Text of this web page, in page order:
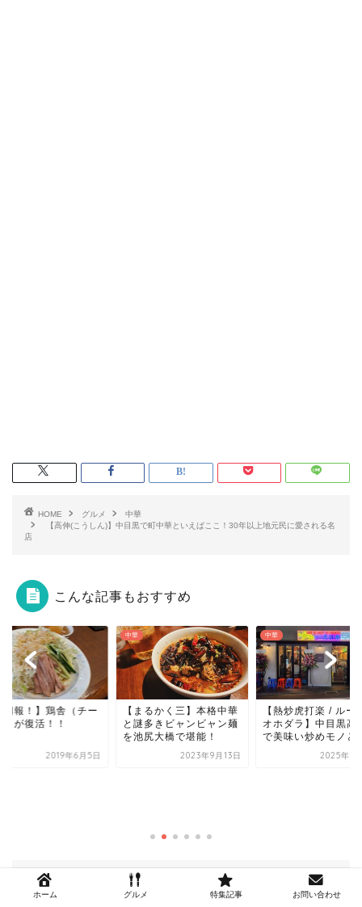
HOME グルメ
中華
【高伸(こうしん)】中目黒で町中華といえばここ！30年以上地元民に愛される名
店
こんな記事もおすすめ
るかく三】本格中華
多きビャンビャン麺
2023年9月13日
中華
【熱炒虎打楽 / ルーチャ
オホダラ】中目黒高架下
で美味い炒めモノと...
2025年1月30日
中華
ホーム グルメ 特集記事 お問い合わせ